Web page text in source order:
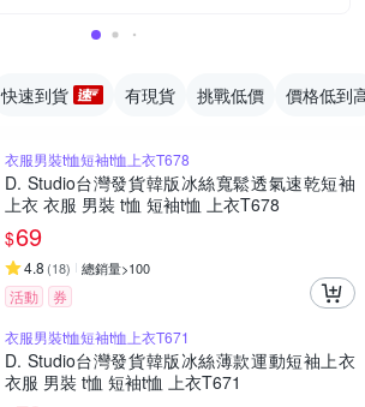
快速到貨 有現貨 挑戰低價 價格低到
衣服男裝t恤短袖t恤上衣T678
D. Studio台灣發貨韓版冰絲寬鬆透氣速乾短袖
上衣 衣服 男裝 t恤 短袖t恤 上衣T678
$69
4.8 (18) 總銷量>100
活動
券
衣服男裝t恤短袖t恤上衣T671
D. Studio台灣發貨韓版冰絲薄款運動短袖上衣
衣服 男裝 t恤 短袖t恤 上衣T671